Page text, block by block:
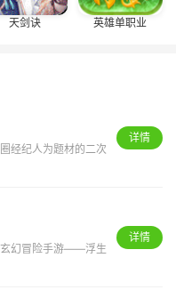
天剑诀 英雄单职业
经纪人为题材的二次
详情
玄幻冒险手游——浮生
详情